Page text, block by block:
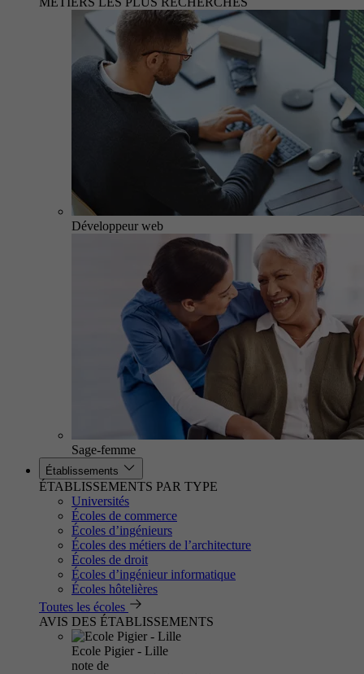
Développeur web
Sage-femme
Établissements
ÉTABLISSEMENTS PAR TYPE
Universités
Écoles de commerce
Écoles d’ingénieurs
Écoles des métiers de l’architecture
Écoles de droit
Écoles d’ingénieur informatique
Écoles hôtelières
Toutes les écoles
AVIS DES ÉTABLISSEMENTS
Ecole Pigier - Lille
note de